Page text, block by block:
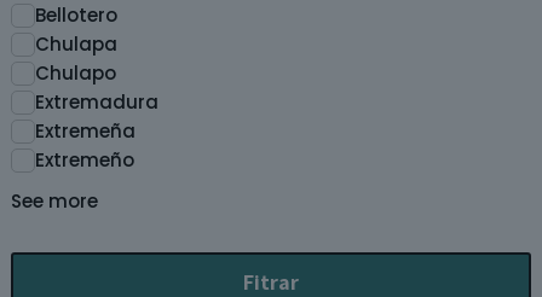
Bellotero
Chulapa
Chulapo
Extremadura
Extremeña
Extremeño
See more
Fitrar